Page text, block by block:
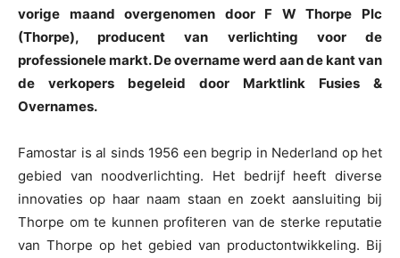
vorige maand overgenomen door F W Thorpe Plc
(Thorpe), producent van verlichting voor de
professionele markt. De overname werd aan de kant van
de verkopers begeleid door Marktlink Fusies &
Overnames.
Famostar is al sinds 1956 een begrip in Nederland op het
gebied van noodverlichting. Het bedrijf heeft diverse
innovaties op haar naam staan en zoekt aansluiting bij
Thorpe om te kunnen profiteren van de sterke reputatie
van Thorpe op het gebied van productontwikkeling. Bij